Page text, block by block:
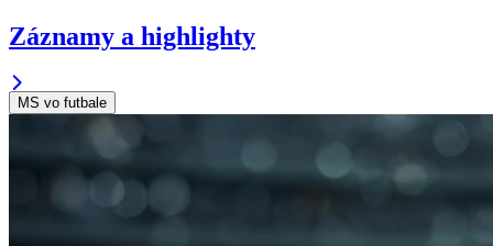
Záznamy a highlighty
MS vo futbale